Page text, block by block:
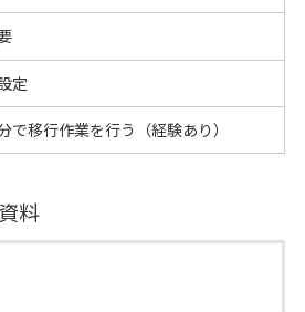
定
で移行作業を行う（経験あり）
料